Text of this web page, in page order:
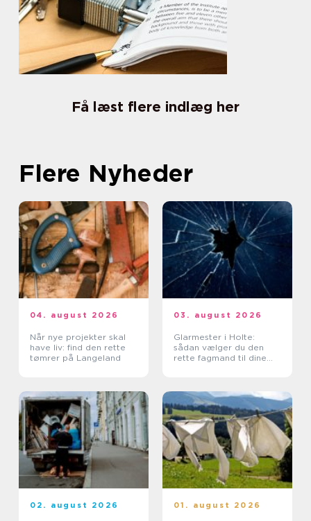
Få læst flere indlæg her
Flere Nyheder
04. august 2026
Når nye projekter skal
have liv: find den rette
tømrer på Langeland
03. august 2026
Glarmester i Holte:
sådan vælger du den
rette fagmand til dine
02. august 2026 01. august 2026